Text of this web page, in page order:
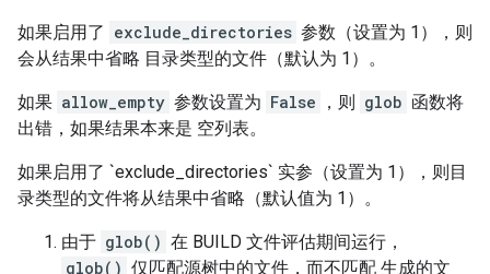
如果启用了 exclude_directories 参数（设置为 1），则
会从结果中省略 目录类型的文件（默认为 1）。
如果 allow_empty 参数设置为 False ，则 glob 函数将
出错，如果结果本来是 空列表。
如果启用了 `exclude_directories` 实参（设置为 1），则目
录类型的文件将从结果中省略（默认值为 1）。
由于 glob() 在 BUILD 文件评估期间运行，
glob() 仅匹配源树中的文件，而不匹配 生成的文